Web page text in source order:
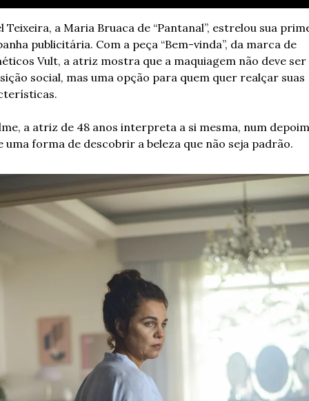
Teixeira, a Maria Bruaca de “Pantanal”, estrelou sua
publicitária. Com a peça “Bem-vinda”, da marca de
Vult, a atriz mostra que a maquiagem não deve ser
social, mas uma opção para quem quer realçar suas
a atriz de 48 anos interpreta a si mesma, num
uma forma de descobrir a beleza que não seja padrão.